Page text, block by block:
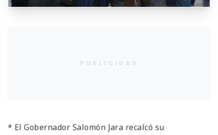
* El Gobernador Salomón Jara recalcó su